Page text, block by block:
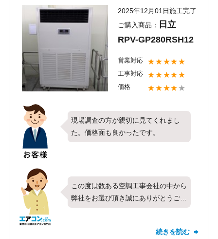
らも全てのお客様にご満足いただける
よう社員一同がんばって参りたいと思
います。新しくお取り付けしたエアコ
ンで1年を快適にお過ごしいただけた
ら何よりです。また、弊社ではお取り
付けしたエアコンのお掃除なども承っ
ております。今後お使い頂く中で、冷
暖房効率の低下を感じられましたら是
2025年12月01日施工完了
ご購入商品：
日立
RPV-GP280RSH12
営業対応 ★★★★★
工事対応 ★★★★★
価格 ★★★★★
現場調査の方が親切に見てくれまし
た。価格面も良かったです。
この度は数ある空調工事会社の中から
弊社をお選び頂き誠にありがとうござ
います。今回は日立製業務用エアコン
お取付けさせて頂きました。対応につ
続きを読む